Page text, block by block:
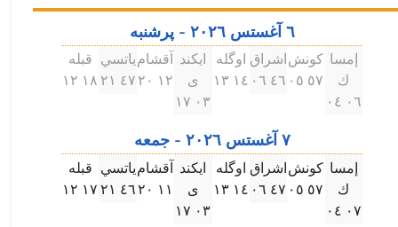
٦ آغستس ۲۰۲٦ - پرشنبه
إمسا
ك
۰٦ ۰٤
كونش
٥٧ ۰٥
اشراق
٤٦ ۰٦
اوگله
۱٤ ۱۳
ايكند
ى
۰۳ ۱٧
آقشام
۱۲ ۲۰
ياتسي
٤٧ ۲۱
قبله
۱٨ ۱۲
٧ آغستس ۲۰۲٦ - جمعه
إمسا
ك
۰٧ ۰٤
كونش
٥٧ ۰٥
اشراق
٤٧ ۰٦
اوگله
۱٤ ۱۳
ايكند
ى
۰۳ ۱٧
آقشام
۱۱ ۲۰
ياتسي
٤٦ ۲۱
قبله
۱٧ ۱۲